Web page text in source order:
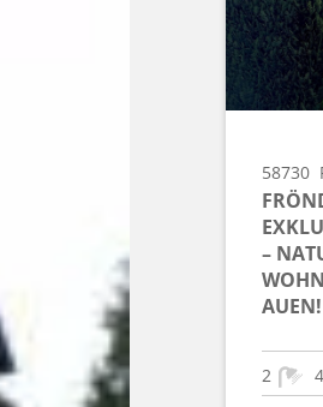
58730
–
AUEN!
2 4